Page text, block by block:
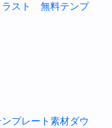
スト 無料テンプ
レート素材ダウ